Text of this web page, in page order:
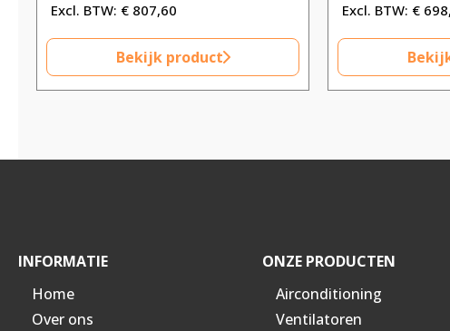
€ 807,60
Bekijk product
€
INFORMATIE
Home
Over ons
ONZE PRODUCTEN
Airconditioning
Ventilatoren